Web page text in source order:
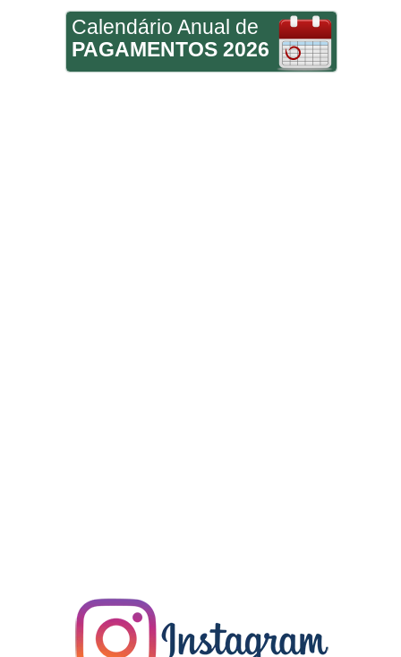
Calendário Anual de
PAGAMENTOS 2026